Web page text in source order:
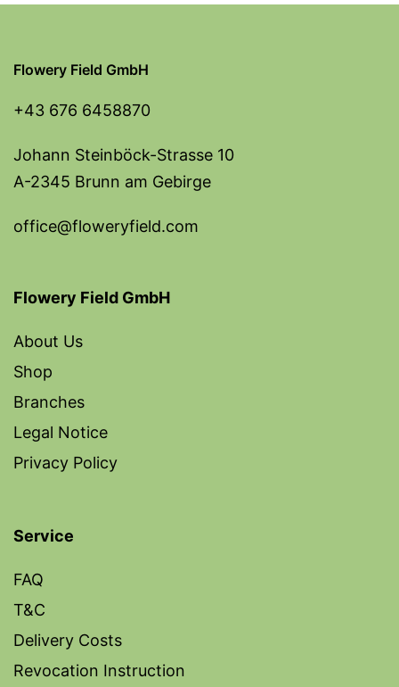
Flowery Field GmbH
+43 676 6458870
Johann Steinböck-Strasse 10
A-2345 Brunn am Gebirge
office@floweryfield.com
Flowery Field GmbH
About Us
Shop
Branches
Legal Notice
Privacy Policy
Service
FAQ
T&C
Delivery Costs
Revocation Instruction